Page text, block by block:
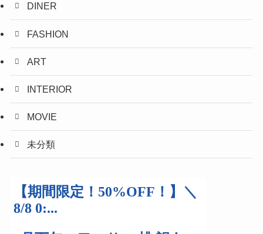
DINER
FASHION
ART
INTERIOR
MOVIE
未分類